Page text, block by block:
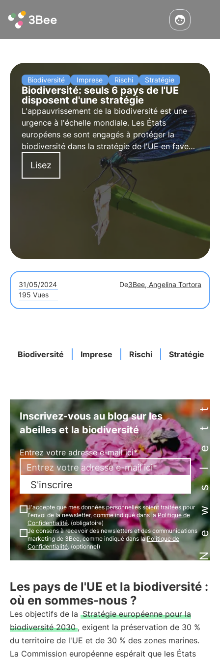
Biodiversité Imprese Rischi Stratégie
Biodiversité: seuls 6 pays de l'UE
disposent d'une stratégie
L'appauvrissement de la biodiversité est une
urgence à l'échelle mondiale. Les États
européens se sont engagés à protéger la
biodiversité dans la stratégie de l'UE en faveur
de la biodiversité à l'horizon 2030, mais sur 27
États, seuls 6 ont notifié leurs engagements à
la Commission européenne.
Lisez
31/05/2024 De3Bee, Angelina Tortora
195 Vues
Biodiversité Imprese Rischi StratégieNewsletter
Inscrivez-vous au blog sur les
abeilles et la biodiversité
Entrez votre adresse e-mail ici*
S'inscrire
J'accepte que mes données personnelles soient traitées pour
l'envoi de la newsletter, comme indiqué dans laPolitique de
Confidentialité. (obligatoire)
Je consens à recevoir des newsletters et des communications
marketing de 3Bee, comme indiqué dans laPolitique de
Confidentialité. (optionnel)
Les pays de l'UE et la biodiversité :
où en sommes-nous ?
Les objectifs de la Stratégie européenne pour la
biodiversité 2030 , exigent la préservation de 30 %
du territoire de l'UE et de 30 % des zones marines.
La Commission européenne espérait que les États